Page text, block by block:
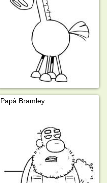
Papà Bramley